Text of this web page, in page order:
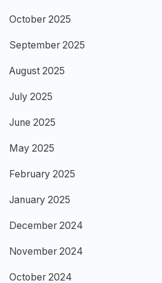
October 2025
September 2025
August 2025
July 2025
June 2025
May 2025
February 2025
January 2025
December 2024
November 2024
October 2024